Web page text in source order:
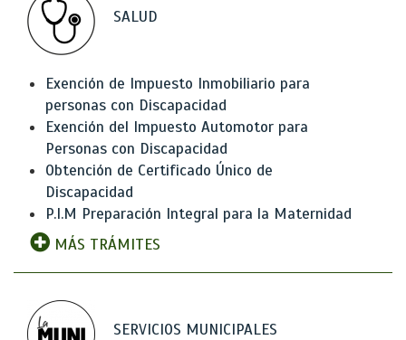
SALUD
Exención de Impuesto Inmobiliario para
personas con Discapacidad
Exención del Impuesto Automotor para
Personas con Discapacidad
Obtención de Certificado Único de
Discapacidad
P.I.M Preparación Integral para la Maternidad
MÁS TRÁMITES
SERVICIOS MUNICIPALES